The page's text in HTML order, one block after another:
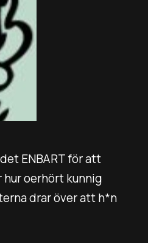
ENBART för att
hur oerhört kunnig
drar över att h*n